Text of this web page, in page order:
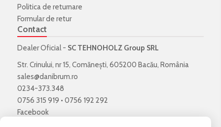
Politica de returnare
Formular de retur
Contact
Dealer Oficial - SC TEHNOHOLZ Group SRL
Str. Crinului, nr 15, Comănești, 605200 Bacău, România
sales@danibrum.ro
0234-373.348
0756 315 919 • 0756 192 292
Facebook